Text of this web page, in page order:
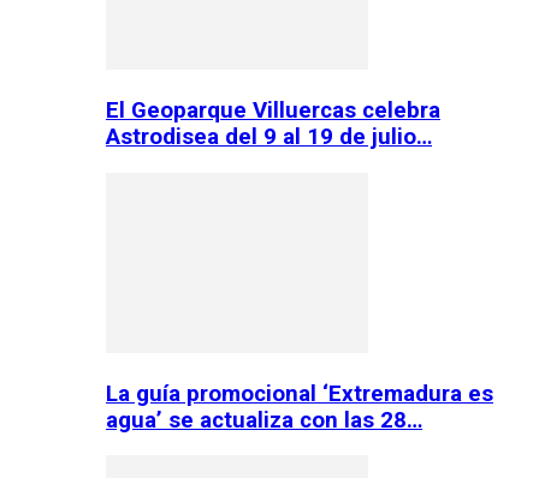
El Geoparque Villuercas celebra
Astrodisea del 9 al 19 de julio…
La guía promocional ‘Extremadura es
agua’ se actualiza con las 28…